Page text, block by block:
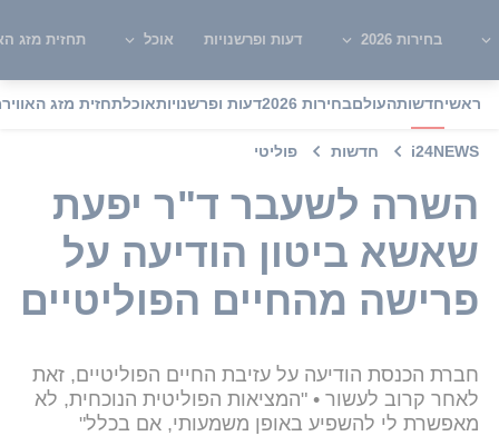
בחירות 2026 דעות ופרשנויות אוכל תחזית מזג
ראשיחדשותהעולםבחירות 2026 דעות ופרשנויותאוכלתחזית מזג האוויר
i24NEWS חדשות פוליטי
השרה לשעבר ד"ר יפעת
שאשא ביטון הודיעה על
פרישה מהחיים הפוליטיים
חברת הכנסת הודיעה על עזיבת החיים הפוליטיים, זאת
לאחר קרוב לעשור • "המציאות הפוליטית הנוכחית, לא
מאפשרת לי להשפיע באופן משמעותי, אם בכלל"